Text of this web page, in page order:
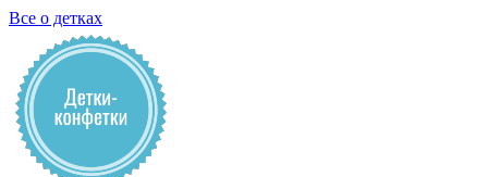
Все о детках